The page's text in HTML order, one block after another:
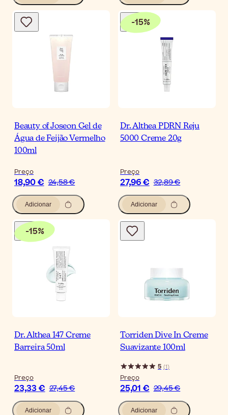
Beauty of Joseon Gel de
Água de Feijão Vermelho
100ml
Preço
18,90 € 24,58 €
Adicionar
-15%
Dr. Althea PDRN Reju
5000 Creme 20g
Preço
27,96 € 32,89 €
Adicionar
-15%
Dr. Althea 147 Creme
Barreira 50ml
Preço
23,33 € 27,45 €
Adicionar
Torriden Dive In Creme
Suavizante 100ml
5 (1)
Preço
25,01 € 29,45 €
Adicionar